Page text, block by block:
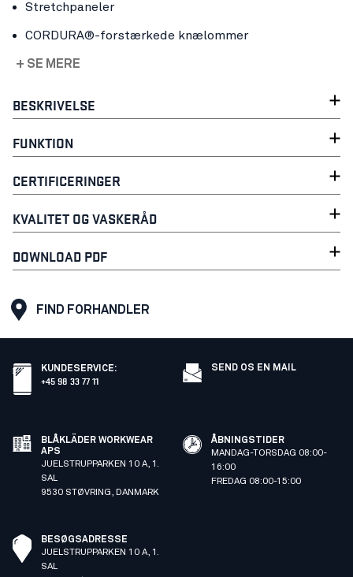
Stretchpaneler
CORDURA®-forstærkede knælommer
+ SE MERE
BESKRIVELSE
FUNKTION
CERTIFICERINGER
KVALITET OG VASKERÅD
DOWNLOAD PDF
FIND FORHANDLER
KUNDESERVICE:
+45 98 33 77 11
SEND OS EN MAIL
BLÅKLÄDER WORKWEAR
APS
JUELSTRUPPARKEN 10 A, 1.
SAL
9530 STØVRING, DANMARK
ÅBNINGSTIDER
MANDAG-TORSDAG 08:00-
16:00
FREDAG 08:00-15:00
BESØGSADRESSE
JUELSTRUPPARKEN 10 A, 1.
SAL